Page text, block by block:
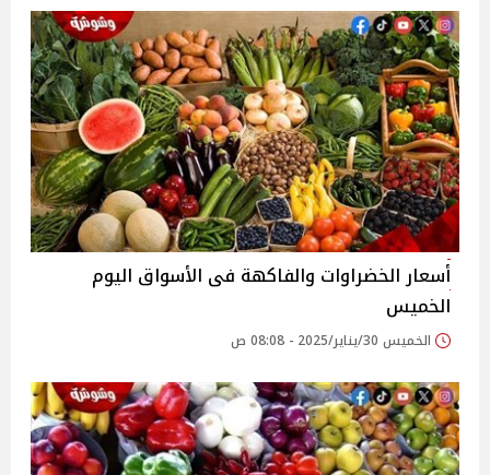
أسعار الخضراوات والفاكهة فى الأسواق‎‎ اليوم
الخميس
الخميس 30/يناير/2025 - 08:08 ص